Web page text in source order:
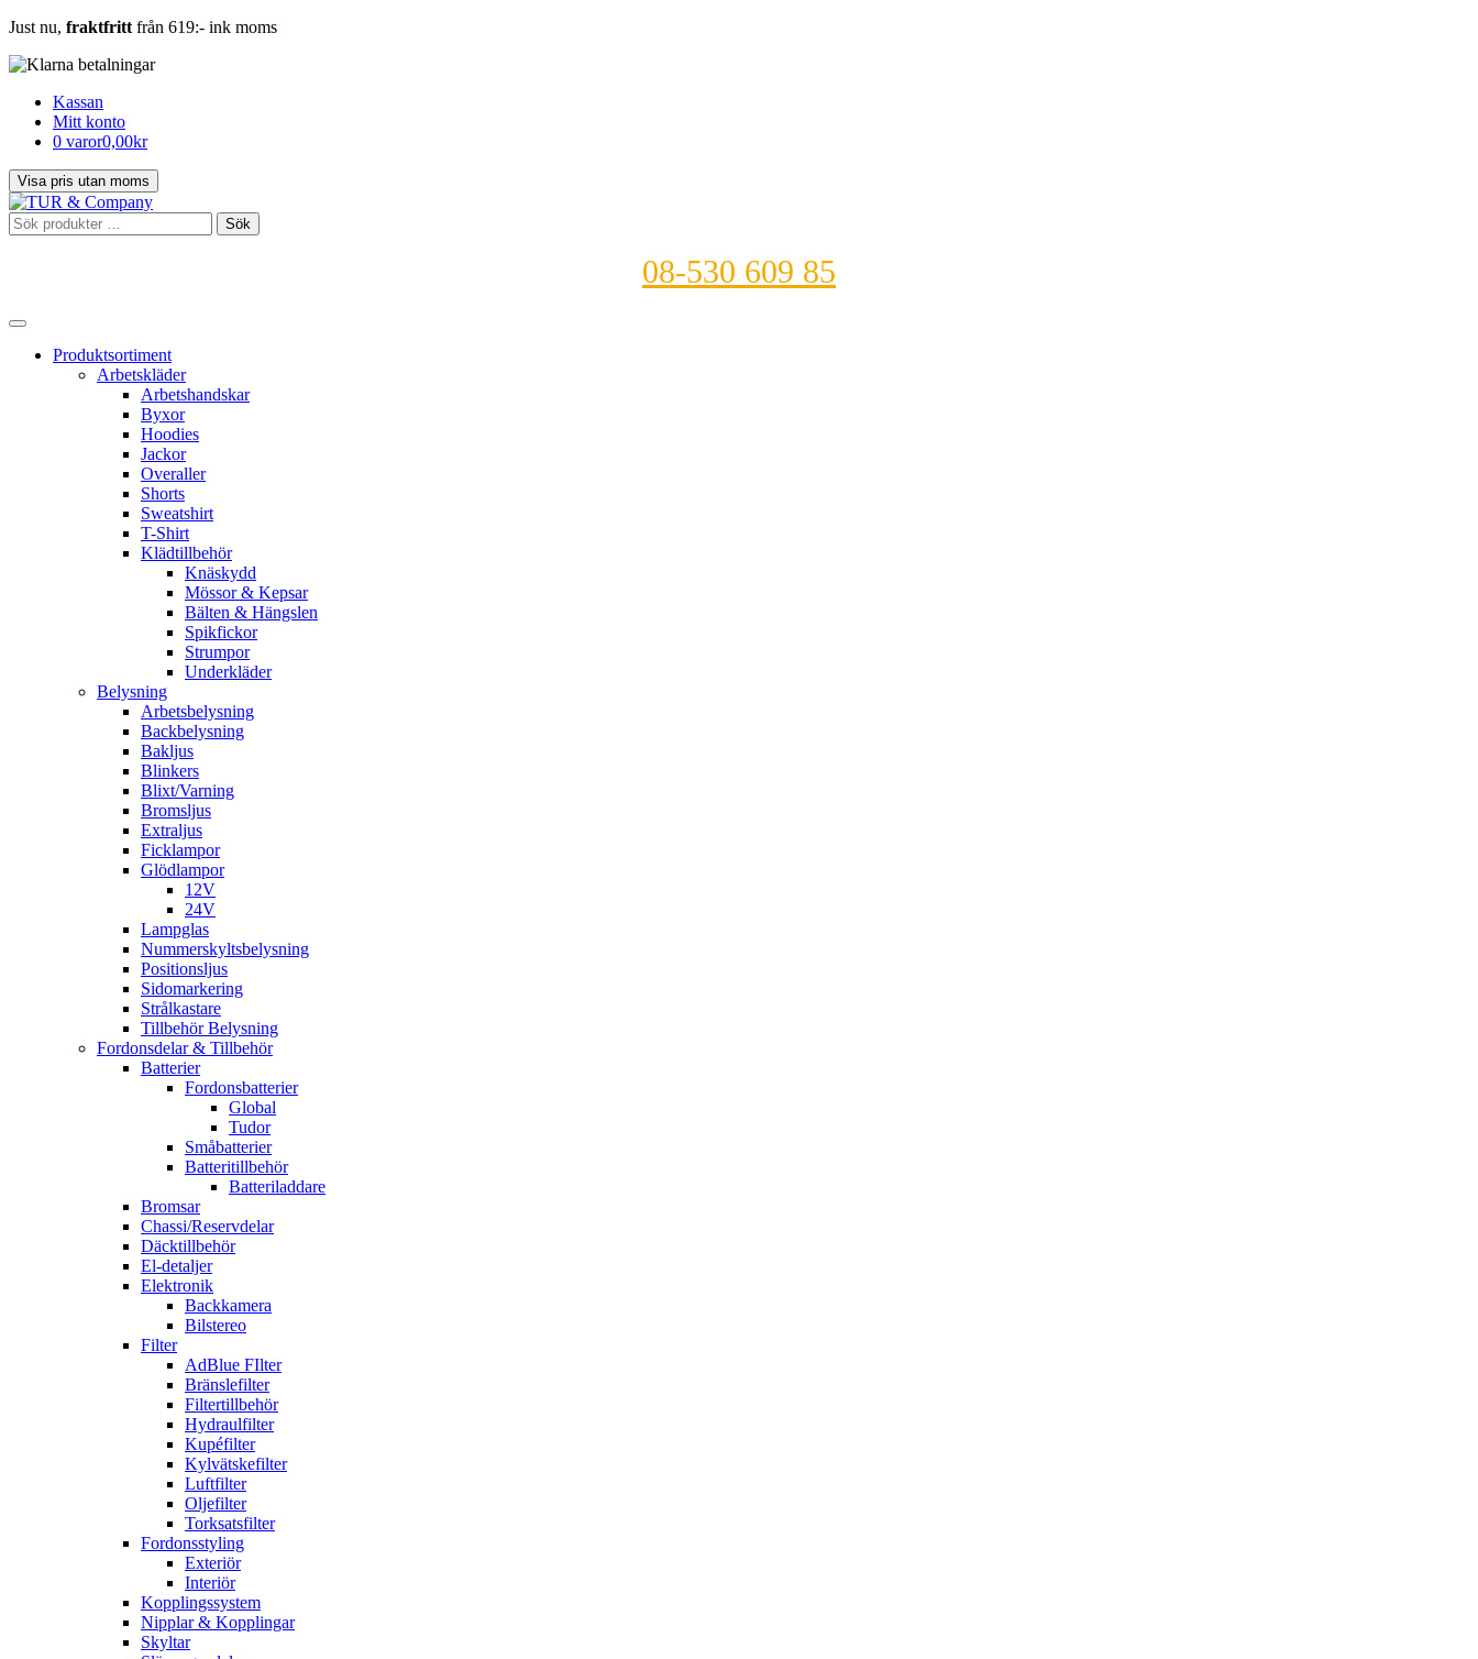
Just nu, fraktfritt från 619:- ink moms
Kassan
Mitt konto
0 varor0,00kr
Sök
efter:
Sök
08-530 609 85
Produktsortiment
Arbetskläder
Arbetshandskar
Byxor
Hoodies
Jackor
Overaller
Shorts
Sweatshirt
T-Shirt
Klädtillbehör
Knäskydd
Mössor & Kepsar
Bälten & Hängslen
Spikfickor
Strumpor
Underkläder
Belysning
Arbetsbelysning
Backbelysning
Bakljus
Blinkers
Blixt/Varning
Bromsljus
Extraljus
Ficklampor
Glödlampor
12V
24V
Lampglas
Nummerskyltsbelysning
Positionsljus
Sidomarkering
Strålkastare
Tillbehör Belysning
Fordonsdelar & Tillbehör
Batterier
Fordonsbatterier
Global
Tudor
Småbatterier
Batteritillbehör
Batteriladdare
Bromsar
Chassi/Reservdelar
Däcktillbehör
El-detaljer
Elektronik
Backkamera
Bilstereo
Filter
AdBlue FIlter
Bränslefilter
Filtertillbehör
Hydraulfilter
Kupéfilter
Kylvätskefilter
Luftfilter
Oljefilter
Torksatsfilter
Fordonsstyling
Exteriör
Interiör
Kopplingssystem
Nipplar & Kopplingar
Skyltar